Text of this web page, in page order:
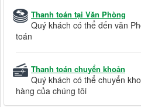
Thanh toán tại Văn Phòng
Quý khách có thể đến văn
toán
Thanh toán chuyển khoản
Quý khách có thể chuyển
hàng của chúng tôi